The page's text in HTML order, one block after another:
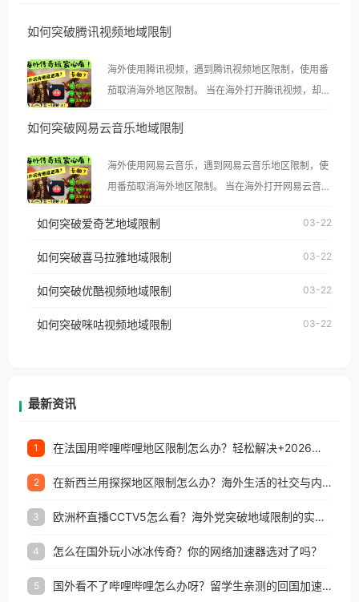
如何突破腾讯视频地域限制
海外使用腾讯视频，遇到腾讯视频地区限制，使用番
茄取消海外地区限制。 当在海外打开腾讯视频，却突
示语。 海外用户如香港、澳门、台湾、美国、加拿
像其他音乐平台一样，出现地区及版权限制问题，且
仅能在中国大陆地区播放。 遇到这个问题的朋友们，
台湾、美国、加拿大、澳大利亚、欧洲等国家和地区
权限制所困扰。
如何突破网易云音乐地域限制
海外使用网易云音乐，遇到网易云音乐地区限制，使
用番茄取消海外地区限制。 当在海外打开网易云音
播放”的提示语。 海外用户如香港、澳门、台湾、美
制问题，且仅能在中国大陆地区播放。 遇到这个问题
户收听网易云音乐地区版权限制」的问题，无论人在
如何突破爱奇艺地域限制 03-22
如何突破喜马拉雅地域限制 03-22
如何突破优酷视频地域限制 03-22
如何突破咪咕视频地域限制 03-22
最新资讯
1 在法国用哔哩哔哩地区限制怎么办？轻松解决+2026世界杯看球攻略
2 在新西兰用探探地区限制怎么办？海外生活的社交与内容之困
3 欧洲杯直播CCTV5怎么看？海外党突破地域限制的实用指南
4 怎么在国外玩小冰冰传奇？你的网络加速器选对了吗？
5 国外看不了哔哩哔哩怎么办呀？留学生亲测的回国加速全攻略（含酷我音乐渤海银行解决方法）